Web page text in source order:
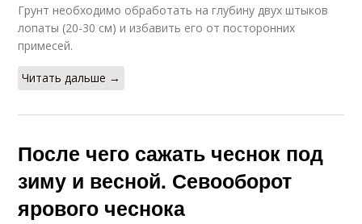
Грунт необходимо обработать на глубину двух штыков
лопаты (20-30 см) и избавить его от посторонних
примесей.
Читать дальше →
После чего сажать чеснок под
зиму и весной. Севооборот
ярового чеснока